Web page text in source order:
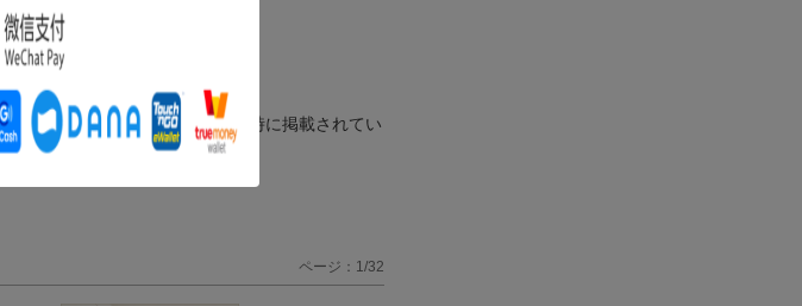
ータはこの書籍が刊行された当時に掲載されてい
ページ：1/32